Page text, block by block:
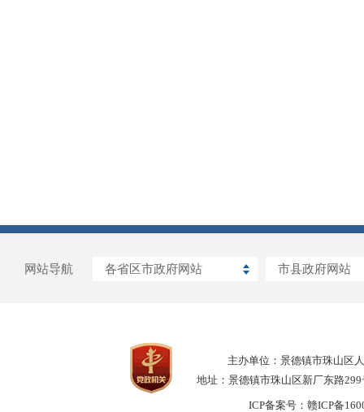
网站导航 各省区市政府网站 市县政府网站
主办单位：景德镇市珠山区
地址：景德镇市珠山区新厂东路
ICP备案号： 赣ICP备